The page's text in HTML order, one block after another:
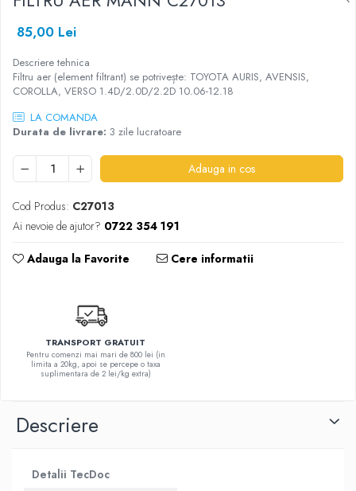
USVO
85,00 Lei
Descriere tehnica
Filtru aer (element filtrant) se potrivește: TOYOTA AURIS, AVENSIS,
COROLLA, VERSO 1.4D/2.0D/2.2D 10.06-12.18
LA COMANDA
Durata de livrare: 3 zile lucratoare
Adauga in cos
Cod Produs: C27013
Ai nevoie de ajutor? 0722 354 191
Adauga la Favorite Cere informatii
TRANSPORT GRATUIT
Pentru comenzi mai mari de 800 lei (in
limita a 20kg, apoi se percepe o taxa
suplimentara de 2 lei/kg extra)
Descriere
Detalii TecDoc